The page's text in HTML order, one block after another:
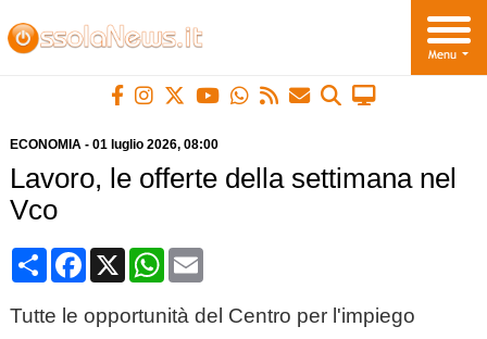
ECONOMIA- 01 luglio 2026, 08:00
Lavoro, le offerte della settimana nel
Vco
CondividiFacebook
X WhatsApp
Email
Tutte le opportunità del Centro per l'impiego